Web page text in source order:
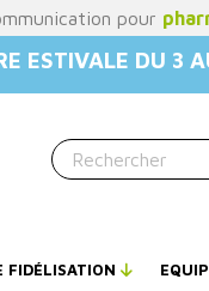
pour
ESTIVALE DU 3
FIDÉLISATION